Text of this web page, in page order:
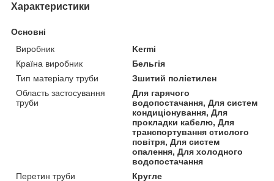
Характеристики
Основні
Виробник
Kermi
Країна виробник
Бельгія
Тип матеріалу труби
Зшитий поліетилен
Область застосування
труби
Для гарячого
водопостачання, Для систем
кондиціонування, Для
прокладки кабелю, Для
транспортування стислого
повітря, Для систем
опалення, Для холодного
водопостачання
Перетин труби
Кругле